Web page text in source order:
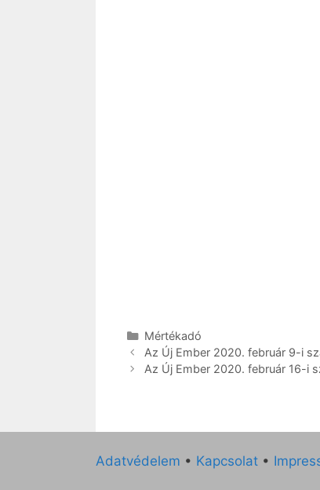
Kategória
Mértékadó
Az Új Ember 2020. február 9-i
Az Új Ember 2020. február 16-i
Adatvédelem • Kapcsolat •